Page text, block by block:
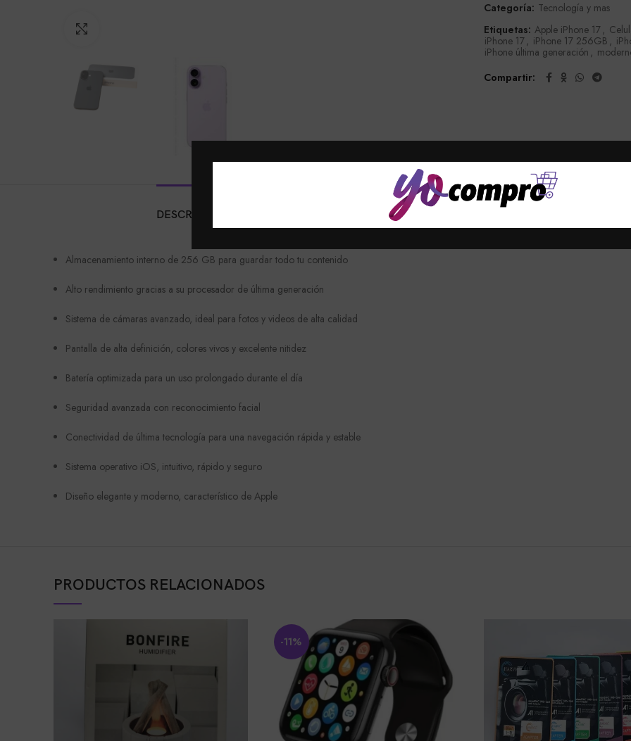
de
5
Categoría: Tecnología y mas
Etiquetas: Apple iPhone 17 ,
iPhone 17 , iPhone 17 256GB ,
iPhone última generación ,
Compartir
DESCRIPCIÓN SHIPPING & DELIVERY
Almacenamiento interno de 256 GB para guardar todo tu contenido
Alto rendimiento gracias a su procesador de última generación
Sistema de cámaras avanzado, ideal para fotos y videos de alta calidad
Pantalla de alta definición, colores vivos y excelente nitidez
Batería optimizada para un uso prolongado durante el día
Seguridad avanzada con reconocimiento facial
Conectividad de última tecnología para una navegación rápida y estable
Sistema operativo iOS, intuitivo, rápido y seguro
Diseño elegante y moderno, característico de Apple
PRODUCTOS RELACIONADOS
-11%